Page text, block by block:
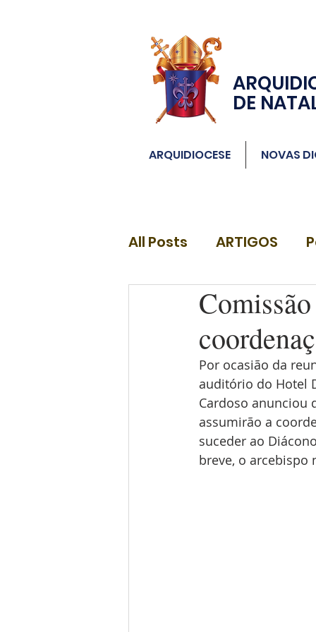
DE
ARQUIDIOCESE NOVAS
All Posts ARTIGOS
DIÁCONOS
Por ocasião da
auditório do Hotel
Cardoso anunciou
assumirão a
suceder ao
breve, o arcebispo